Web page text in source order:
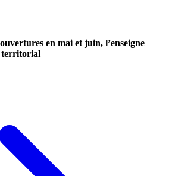
en mai et juin, l’enseigne
territorial